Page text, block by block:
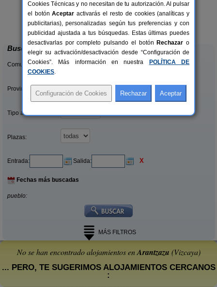
15+3 pers.
desde25 €
Casa Rural Agarre
Gamiz Fika (Vizcaya)
Buscar
Comunidades:
Provincias/Islas:
Tipo alquiler:
Plazas:
Entrada: Salida: X
Fechas más buscadas
pueblo:
MÁS FILTROS
No se han encontrado alojamientos enArantzazu (Vizcaya)
... PERO, TE SUGERIMOS ALOJAMIENTOS CERCANOS
:
Cookies Técnicas y no necesitan de tu autorización. Al pulsar
el botónAceptar activarás el resto de cookies (analíticas y
publicitarias), personalizadas según tus preferencias y con
publicidad ajustada a tus búsquedas. Estas últimas puedes
desactivarlas por completo pulsando el botón Rechazar o
elegir su activación/desactivación desde “Configuración de
Cookies”. Más información en nuestra
POLÍTICA DE
COOKIES.